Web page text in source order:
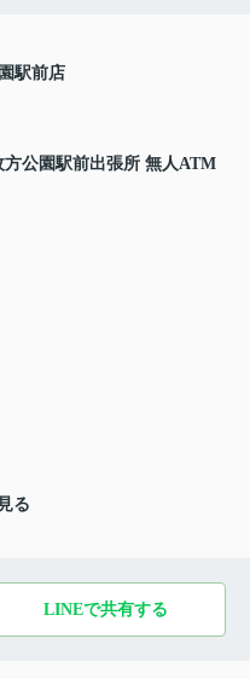
駅前店
方公園駅前出張所 無人ATM
る
LINEで共有する